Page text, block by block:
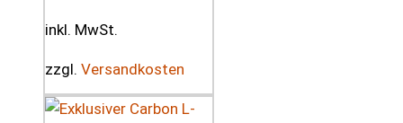
inkl. MwSt.
zzgl. Versandkosten